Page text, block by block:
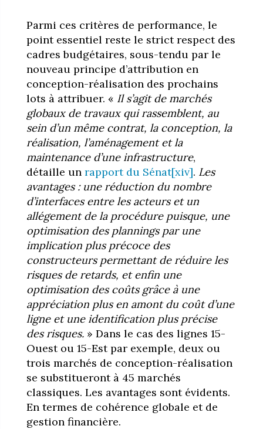
Parmi ces critères de performance, le
point essentiel reste le strict respect des
cadres budgétaires, sous-tendu par le
nouveau principe d’attribution en
conception-réalisation des prochains
lots à attribuer. « Il s’agit de marchés
globaux de travaux qui rassemblent, au
sein d’un même contrat, la conception, la
réalisation, l’aménagement et la
maintenance d’une infrastructure,
détaille un rapport du Sénat[xiv]. Les
avantages : une réduction du nombre
d’interfaces entre les acteurs et un
allégement de la procédure puisque, une
optimisation des plannings par une
implication plus précoce des
constructeurs permettant de réduire les
risques de retards, et enfin une
optimisation des coûts grâce à une
appréciation plus en amont du coût d’une
ligne et une identification plus précise
des risques. » Dans le cas des lignes 15-
Ouest ou 15-Est par exemple, deux ou
trois marchés de conception-réalisation
se substitueront à 45 marchés
classiques. Les avantages sont évidents.
En termes de cohérence globale et de
gestion financière.